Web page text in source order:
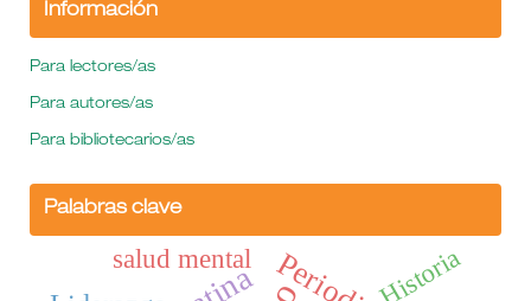
Información
Para lectores/as
Para autores/as
Para bibliotecarios/as
Palabras clave
Historia
salud mental